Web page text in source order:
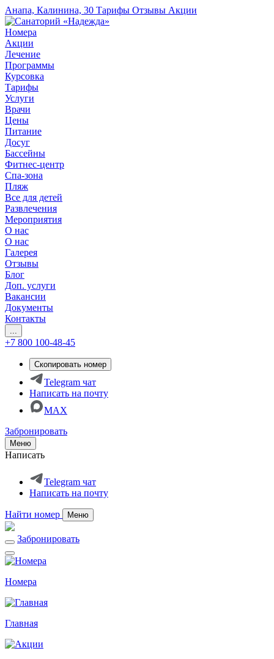
Анапа, Калинина, 30 Тарифы Отзывы Акции
Номера
Акции
Лечение
Программы
Курсовка
Тарифы
Услуги
Врачи
Цены
Питание
Досуг
Бассейны
Фитнес-центр
Спа-зона
Пляж
Все для детей
Развлечения
Мероприятия
О нас
О нас
Галерея
Отзывы
Блог
Доп. услуги
Вакансии
Документы
Контакты
...
+7 800 100-48-45
Скопировать номер
Telegram чат
Написать на почту
MAX
Забронировать
Меню
Написать
Telegram чат
Написать на почту
Найти номер Меню
Забронировать
Номера
Главная